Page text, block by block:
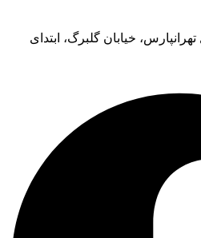
خیابان گلبرگ، ابتدای